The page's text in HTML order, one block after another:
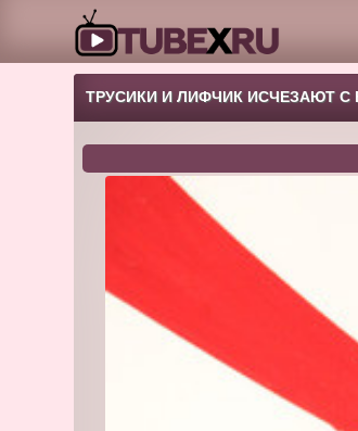
ТРУСИКИ И ЛИФЧИК ИСЧЕЗАЮТ С